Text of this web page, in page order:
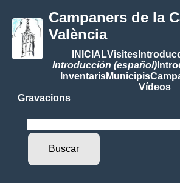
Campaners de la
València
INICIALVisites
Introducción (español)
InventarisMunicipis
Vídeos
Gravacions